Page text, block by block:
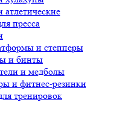
атлетические
пресса
и степперы
и бинты
и медболы
и фитнес-резинки
тренировок